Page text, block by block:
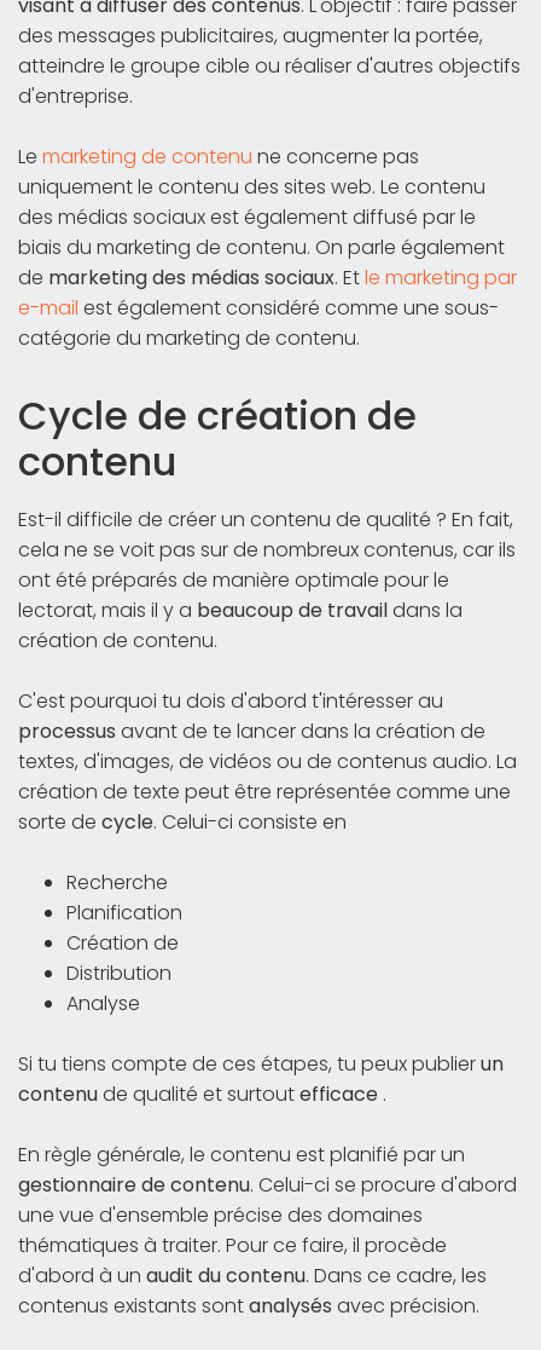
des messages publicitaires, augmenter la portée,
atteindre le groupe cible ou réaliser d'autres objectifs
d'entreprise.
Le marketing de contenu ne concerne pas
uniquement le contenu des sites web. Le contenu
des médias sociaux est également diffusé par le
biais du marketing de contenu. On parle également
de marketing des médias sociaux. Etle marketing par
e-mail est également considéré comme une sous-
catégorie du marketing de contenu.
Cycle de création de
contenu
Est-il difficile de créer un contenu de qualité ? En fait,
cela ne se voit pas sur de nombreux contenus, car ils
ont été préparés de manière optimale pour le
lectorat, mais il y a beaucoup de travaildans la
création de contenu.
C'est pourquoi tu dois d'abord t'intéresser au
processus avant de te lancer dans la création de
textes, d'images, de vidéos ou de contenus audio. La
création de texte peut être représentée comme une
sorte de cycle. Celui-ci consiste en
Recherche
Planification
Création de
Distribution
Analyse
Si tu tiens compte de ces étapes, tu peux publierun
contenude qualité et surtoutefficace .
En règle générale, le contenu est planifié par un
gestionnaire de contenu. Celui-ci se procure d'abord
une vue d'ensemble précise des domaines
thématiques à traiter. Pour ce faire, il procède
d'abord à un audit du contenu. Dans ce cadre, les
contenus existants sontanalysés avec précision.